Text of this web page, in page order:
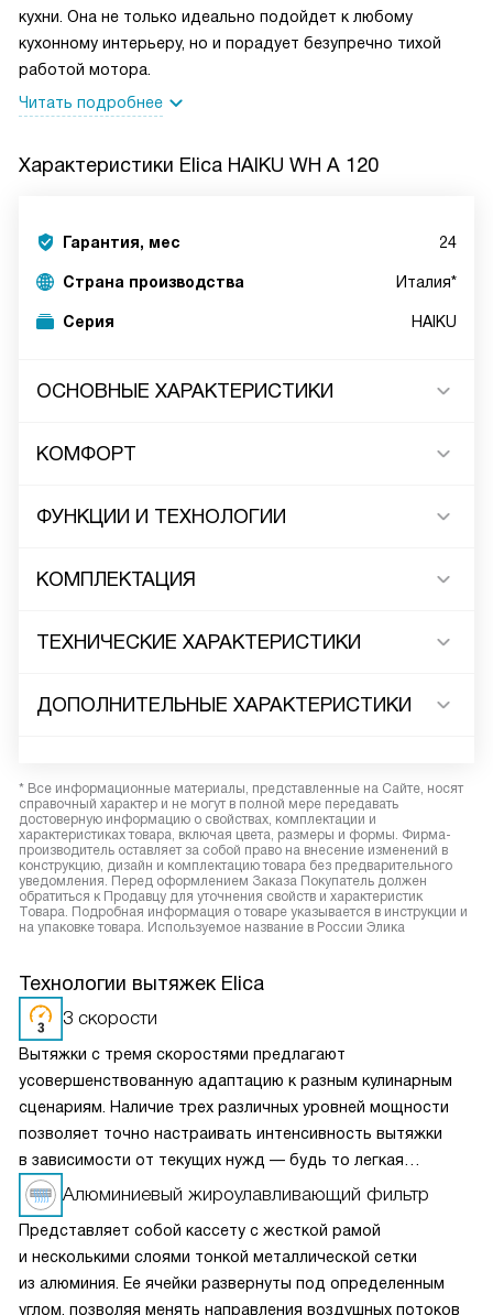
кухни. Она не только идеально подойдет к любому
кухонному интерьеру, но и порадует безупречно тихой
работой мотора.
Читать подробнее
Характеристики Elica HAIKU WH A 120
Гарантия, мес 24
Страна производства Италия*
Серия HAIKU
ОСНОВНЫЕ ХАРАКТЕРИСТИКИ
КОМФОРТ
ФУНКЦИИ И ТЕХНОЛОГИИ
КОМПЛЕКТАЦИЯ
ТЕХНИЧЕСКИЕ ХАРАКТЕРИСТИКИ
ДОПОЛНИТЕЛЬНЫЕ ХАРАКТЕРИСТИКИ
* Все информационные материалы, представленные на Сайте, носят
справочный характер и не могут в полной мере передавать
достоверную информацию о свойствах, комплектации и
характеристиках товара, включая цвета, размеры и формы. Фирма-
производитель оставляет за собой право на внесение изменений в
конструкцию, дизайн и комплектацию товара без предварительного
уведомления. Перед оформлением Заказа Покупатель должен
обратиться к Продавцу для уточнения свойств и характеристик
Товара. Подробная информация о товаре указывается в инструкции и
на упаковке товара. Используемое название в России Элика
Технологии вытяжек Elica
3 скорости
Вытяжки с тремя скоростями предлагают
усовершенствованную адаптацию к разным кулинарным
сценариям. Наличие трех различных уровней мощности
позволяет точно настраивать интенсивность вытяжки
в зависимости от текущих нужд — будь то легкая
вентиляция при медленном приготовлении или мощное
удаление пара и запахов при интенсивной жарке. Это
делает вытяжку универсальным решением для любых
кулинарных задач и сохраняет воздух на кухне свежим
и чистым.
Алюминиевый жироулавливающий фильтр
Представляет собой кассету с жесткой рамой
и несколькими слоями тонкой металлической сетки
из алюминия. Ее ячейки развернуты под определенным
углом, позволяя менять направления воздушных потоков